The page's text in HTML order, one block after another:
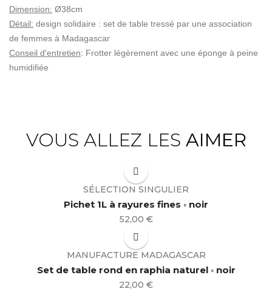
Dimension: Ø38cm
Détail: design solidaire : set de table tressé par une association
de femmes à Madagascar
Conseil d'entretien: Frotter légèrement avec une éponge à peine
humidifiée
VOUS ALLEZ LES AIMER
SÉLECTION SINGULIER
Pichet 1L à rayures fines ◦ noir
Prix
52,00 €
MANUFACTURE MADAGASCAR
Set de table rond en raphia naturel ◦ noir
Prix
22,00 €